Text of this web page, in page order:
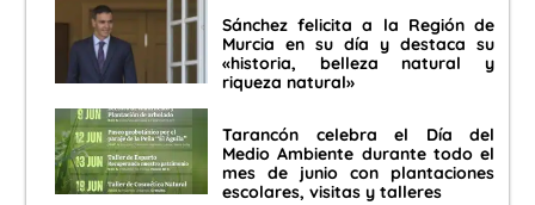
Sánchez felicita a la Región de
Murcia en su día y destaca su
«historia, belleza natural y
riqueza natural»
Tarancón celebra el Día del
Medio Ambiente durante todo el
mes de junio con plantaciones
escolares, visitas y talleres